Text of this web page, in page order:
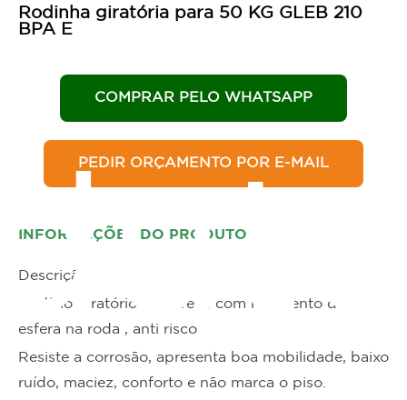
Rodinha giratória para 50 KG GLEB 210
BPA E
COMPRAR PELO WHATSAPP
PEDIR ORÇAMENTO POR E-MAIL
INFORMAÇÕES DO PRODUTO
Descrição
Rodízio giratório sem freio, com rolamento de
esfera na roda , anti risco
Resiste a corrosão, apresenta boa mobilidade, baixo
ruído, maciez, conforto e não marca o piso.